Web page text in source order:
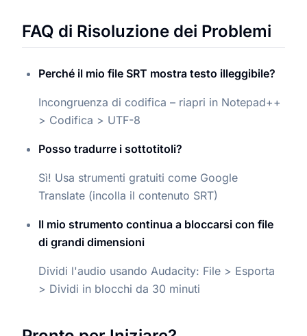
FAQ di Risoluzione dei Problemi
Perché il mio file SRT mostra testo illeggibile?
Incongruenza di codifica – riapri in Notepad++
> Codifica > UTF-8
Posso tradurre i sottotitoli?
Sì! Usa strumenti gratuiti come Google
Translate (incolla il contenuto SRT)
Il mio strumento continua a bloccarsi con file
di grandi dimensioni
Dividi l'audio usando Audacity: File > Esporta
> Dividi in blocchi da 30 minuti